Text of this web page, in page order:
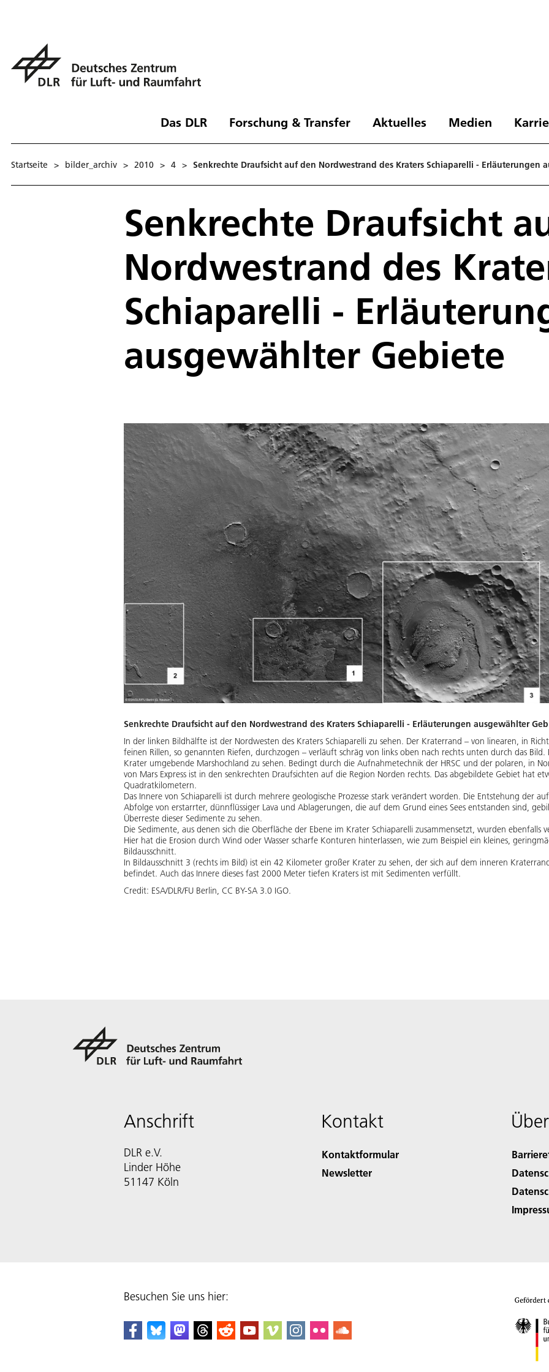
Das DLR Forschung & Transfer Aktuelles Medien
Startseite > bilder_archiv > 2010 > 4 > Senkrechte Draufsicht auf den Nordwestrand des Kraters Schiaparelli - Erläuterungen
Senkrechte Draufsicht
Nordwestrand des
Schiaparelli -
ausgewählter Gebiete
Senkrechte Draufsicht auf den Nordwestrand des Kraters Schiaparelli - Erläuterungen ausgewählter
In der linken Bildhälfte ist der Nordwesten des Kraters Schiaparelli zu sehen. Der Kraterrand – von linearen, in
feinen Rillen, so genannten Riefen, durchzogen – verläuft schräg von links oben nach rechts unten durch das
Krater umgebende Marshochland zu sehen. Bedingt durch die Aufnahmetechnik der HRSC und der polaren, in
von Mars Express ist in den senkrechten Draufsichten auf die Region Norden rechts. Das abgebildete Gebiet hat
Quadratkilometern.
Das Innere von Schiaparelli ist durch mehrere geologische Prozesse stark verändert worden. Die Entstehung der
Abfolge von erstarrter, dünnflüssiger Lava und Ablagerungen, die auf dem Grund eines Sees entstanden sind,
Überreste dieser Sedimente zu sehen.
Die Sedimente, aus denen sich die Oberfläche der Ebene im Krater Schiaparelli zusammensetzt, wurden ebenfalls
Hier hat die Erosion durch Wind oder Wasser scharfe Konturen hinterlassen, wie zum Beispiel ein kleines,
Bildausschnitt.
In Bildausschnitt 3 (rechts im Bild) ist ein 42 Kilometer großer Krater zu sehen, der sich auf dem inneren
befindet. Auch das Innere dieses fast 2000 Meter tiefen Kraters ist mit Sedimenten verfüllt.
Credit: ESA/DLR/FU Berlin, CC BY-SA 3.0 IGO.
Anschrift
DLR e.V.
Linder Höhe
51147 Köln
Kontakt
Kontaktformular
Newsletter
Besuchen Sie uns hier: